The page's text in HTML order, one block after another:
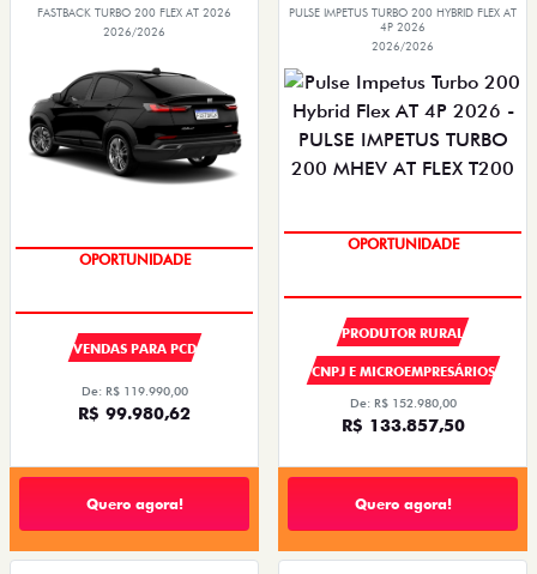
FASTBACK TURBO 200 FLEX AT 2026
2026/2026
SUPER DESCONTO
VENDAS PARA PCD
De: R$ 119.990,00
R$ 99.980,62
Quero agora!
PULSE IMPETUS TURBO 200 HYBRID FLEX AT
4P 2026
2026/2026
SUPER DESCONTO
PRODUTOR RURAL
CNPJ E MICROEMPRESÁRIOS
De: R$ 152.980,00
R$ 133.857,50
Quero agora!